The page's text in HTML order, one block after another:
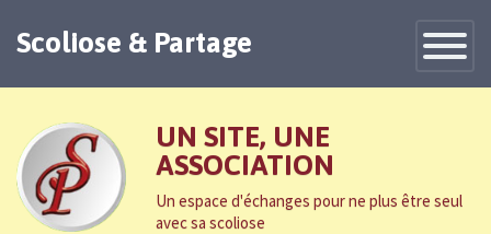
Toggle
Scoliose & Partage
UN SITE, UNE
ASSOCIATION
Un espace d'échanges pour ne plus être seul
avec sa scoliose